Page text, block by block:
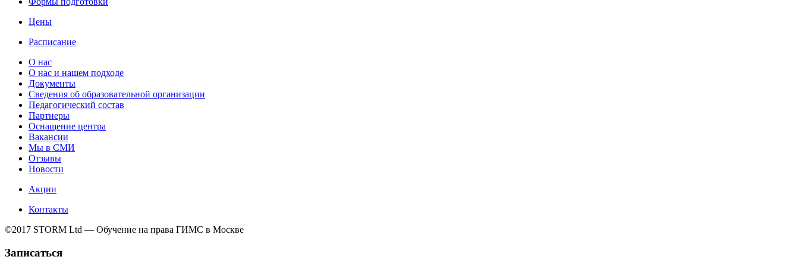
Цены
Расписание
О нас
О нас и нашем подходе
Документы
Сведения об образовательной организации
Педагогический состав
Партнеры
Оснащение центра
Вакансии
Мы в СМИ
Отзывы
Новости
Акции
Контакты
©2017 STORM Ltd — Обучение на права ГИМС в Москве
Записаться